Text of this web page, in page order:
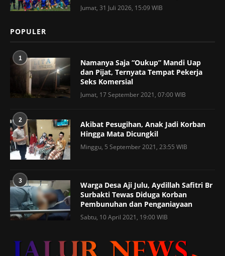
Jumat, 31 Juli 2026, 15:09 WIB
POPULER
1
Namanya Saja “Oukup” Mandi Uap
dan Pijat, Ternyata Tempat Pekerja
Seks Komersial
Jumat, 17 September 2021, 07:00 WIB
2
Akibat Pesugihan, Anak Jadi Korban
Hingga Mata Dicungkil
Minggu, 5 September 2021, 23:55 WIB
3
Warga Desa Aji Julu, Aydillah Safitri Br
Surbakti Tewas Diduga Korban
Pembunuhan dan Penganiayaan
Sabtu, 10 April 2021, 19:00 WIB